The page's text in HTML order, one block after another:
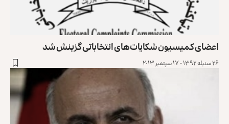
اعضای کمیسیون شکایات های انتخاباتی گزینش شد
۲۶ سنبله ۱۳۹۲ - ۱۷ سپتمبر ۲۰۱۳